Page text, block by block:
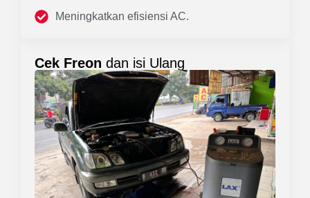
Meningkatkan efisiensi AC.
Cek Freon dan isi Ulang